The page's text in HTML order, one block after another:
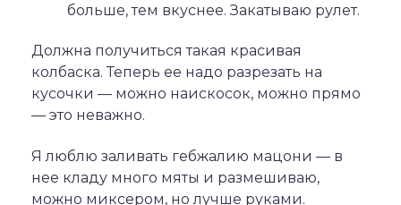
больше, тем вкуснее. Закатываю рулет.
Должна получиться такая красивая
колбаска. Теперь ее надо разрезать на
кусочки — можно наискосок, можно прямо
— это неважно.
Я люблю заливать гебжалию мацони — в
нее кладу много мяты и размешиваю,
можно миксером, но лучше руками.